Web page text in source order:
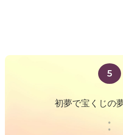
5
初夢で宝くじの